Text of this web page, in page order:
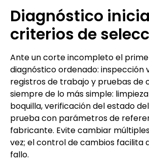
Diagnóstico
criterios de
Ante un corte incompleto el
diagnóstico ordenado: inspección
registros de trabajo y pruebas de
siempre de lo más simple:
boquilla, verificación del estado
prueba con parámetros de
fabricante. Evite cambiar
vez; el control de cambios facilita
fallo.